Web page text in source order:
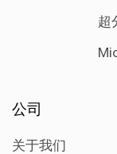
超
公司
关于我们